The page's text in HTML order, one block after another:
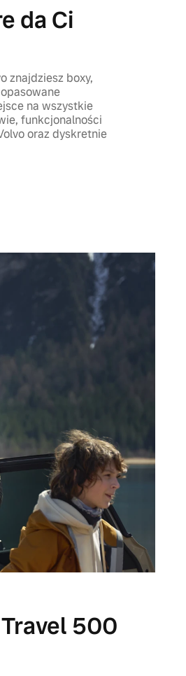
da Ci
znajdziesz boxy,
na wszystkie
funkcjonalności
oraz dyskretnie
500